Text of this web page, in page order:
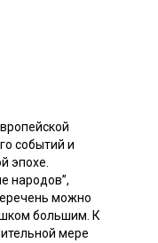
событий и
эпохе.
народов”,
можно
большим. К
мере